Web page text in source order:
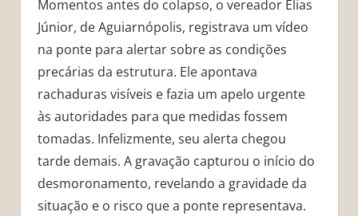
Momentos antes do colapso, o vereador Elias
Júnior, de Aguiarnópolis, registrava um vídeo
na ponte para alertar sobre as condições
precárias da estrutura. Ele apontava
rachaduras visíveis e fazia um apelo urgente
às autoridades para que medidas fossem
tomadas. Infelizmente, seu alerta chegou
tarde demais. A gravação capturou o início do
desmoronamento, revelando a gravidade da
situação e o risco que a ponte representava.